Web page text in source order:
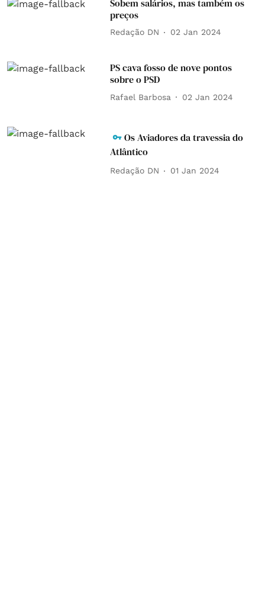
Sobem salários, mas também os
preços
Redação DN 02 Jan 2024
PS cava fosso de nove pontos
sobre o PSD
Rafael Barbosa 02 Jan 2024
Os Aviadores da travessia do
Atlântico
Redação DN 01 Jan 2024